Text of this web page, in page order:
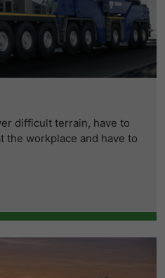
difficult terrain, have to
the workplace and have to